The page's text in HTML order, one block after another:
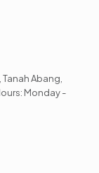
Tanah Abang,
Monday -